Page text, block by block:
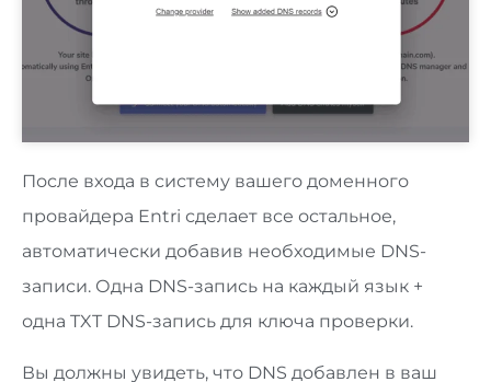
После входа в систему вашего доменного
провайдера Entri сделает все остальное,
автоматически добавив необходимые DNS-
записи. Одна DNS-запись на каждый язык +
одна TXT DNS-запись для ключа проверки.
Вы должны увидеть, что DNS добавлен в ваш